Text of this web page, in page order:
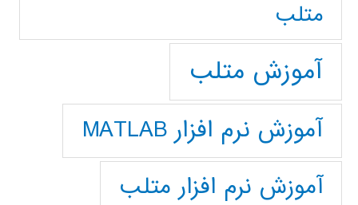
متلب
آموزش متلب
آموزش نرم افزار MATLAB
آموزش نرم افزار متلب